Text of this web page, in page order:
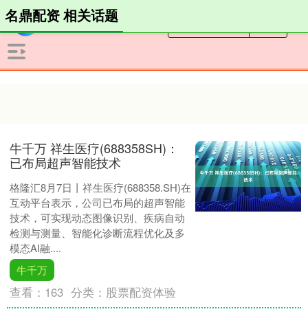
名鼎配资 相关话题
牛千万 祥生医疗(688358SH)：
已布局超声智能技术
格隆汇8月7日丨祥生医疗(688358.SH)在
互动平台表示，公司已布局的超声智能
技术，可实现动态图像识别、疾病自动
检测与测量、智能化诊断流程优化及多
模态AI融....
牛千万
查看： 163 分类： 股票配资体验